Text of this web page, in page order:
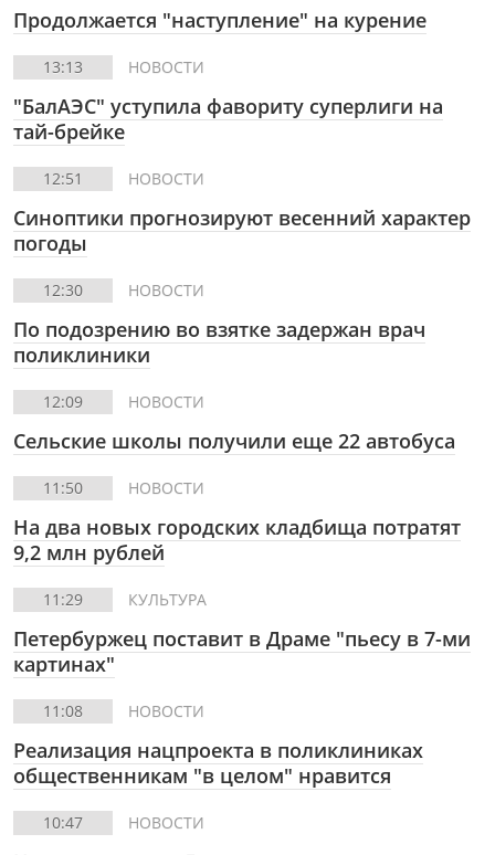
Продолжается "наступление" на курение
13:13 НОВОСТИ
"БалАЭС" уступила фавориту суперлиги на
тай-брейке
12:51 НОВОСТИ
Синоптики прогнозируют весенний характер
погоды
12:30 НОВОСТИ
По подозрению во взятке задержан врач
поликлиники
12:09 НОВОСТИ
Сельские школы получили еще 22 автобуса
11:50 НОВОСТИ
На два новых городских кладбища потратят
9,2 млн рублей
11:29 КУЛЬТУРА
Петербуржец поставит в Драме "пьесу в 7-ми
картинах"
11:08 НОВОСТИ
Реализация нацпроекта в поликлиниках
общественникам "в целом" нравится
10:47 НОВОСТИ